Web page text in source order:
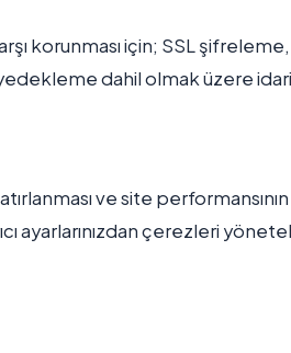
korunması için; SSL
dahil olmak üzere
ve site
ayarlarınızdan çerezleri